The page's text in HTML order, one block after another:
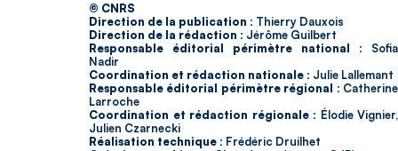
© CNRS
Direction de la publication : Thierry Dauxois
Direction de la rédaction : Jérôme Guilbert
Responsable éditorial périmètre national : Sofia
Nadir
Coordination et rédaction nationale : Julie Lallemant
Responsable éditorial périmètre régional : Catherine
Larroche
Coordination et rédaction régionale : Élodie Vignier,
Julien Czarnecki
Réalisation technique : Frédéric Druilhet